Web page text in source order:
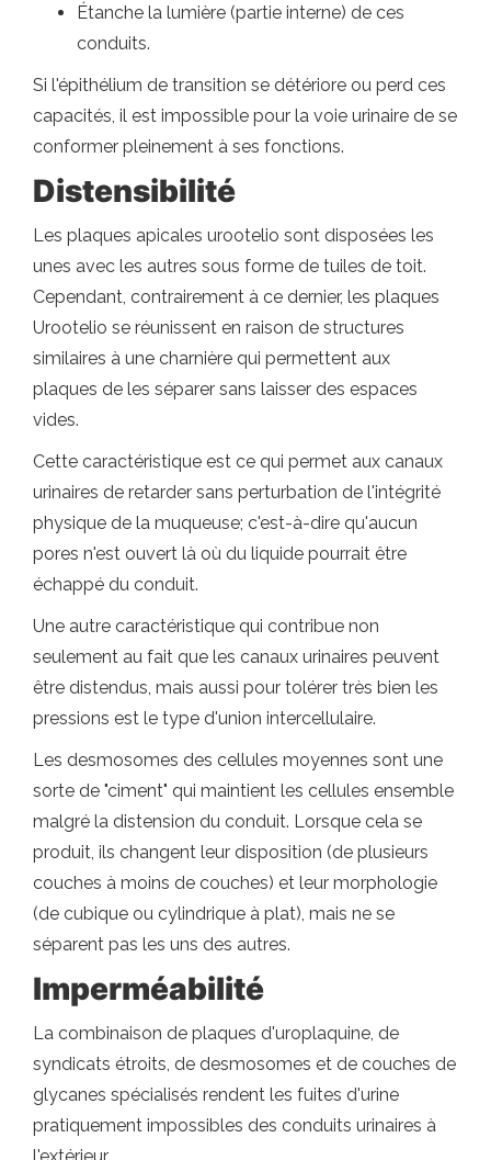
Étanche la lumière (partie interne) de ces
conduits.
Si l'épithélium de transition se détériore ou perd ces
capacités, il est impossible pour la voie urinaire de se
conformer pleinement à ses fonctions.
Distensibilité
Les plaques apicales urootelio sont disposées les
unes avec les autres sous forme de tuiles de toit.
Cependant, contrairement à ce dernier, les plaques
Urootelio se réunissent en raison de structures
similaires à une charnière qui permettent aux
plaques de les séparer sans laisser des espaces
vides.
Cette caractéristique est ce qui permet aux canaux
urinaires de retarder sans perturbation de l'intégrité
physique de la muqueuse; c'est-à-dire qu'aucun
pores n'est ouvert là où du liquide pourrait être
échappé du conduit.
Une autre caractéristique qui contribue non
seulement au fait que les canaux urinaires peuvent
être distendus, mais aussi pour tolérer très bien les
pressions est le type d'union intercellulaire.
Les desmosomes des cellules moyennes sont une
sorte de "ciment" qui maintient les cellules ensemble
malgré la distension du conduit. Lorsque cela se
produit, ils changent leur disposition (de plusieurs
couches à moins de couches) et leur morphologie
(de cubique ou cylindrique à plat), mais ne se
séparent pas les uns des autres.
Imperméabilité
La combinaison de plaques d'uroplaquine, de
syndicats étroits, de desmosomes et de couches de
glycanes spécialisés rendent les fuites d'urine
pratiquement impossibles des conduits urinaires à
l'extérieur.